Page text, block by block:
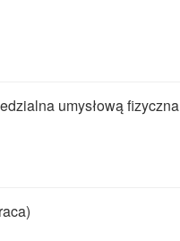
umysłową fizyczna